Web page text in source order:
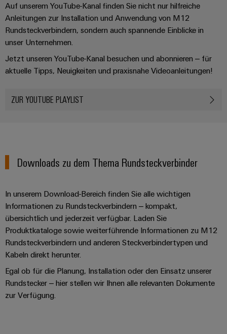
Auf unserem YouTube-Kanal finden Sie nicht nur hilfreiche
Anleitungen zur Installation und Anwendung von M12
Rundsteckverbindern, sondern auch spannende Einblicke in
unser Unternehmen.
Jetzt unseren YouTube-Kanal besuchen und abonnieren – für
aktuelle Tipps, Neuigkeiten und praxisnahe Videoanleitungen!
ZUR YOUTUBE PLAYLIST
Downloads zu dem Thema Rundsteckverbinder
In unserem Download-Bereich finden Sie alle wichtigen
Informationen zu Rundsteckverbindern – kompakt,
übersichtlich und jederzeit verfügbar. Laden Sie
Produktkataloge sowie weiterführende Informationen zu M12
Rundsteckverbindern und anderen Steckverbindertypen und
Kabeln direkt herunter.
Egal ob für die Planung, Installation oder den Einsatz unserer
Rundstecker – hier stellen wir Ihnen alle relevanten Dokumente
zur Verfügung.